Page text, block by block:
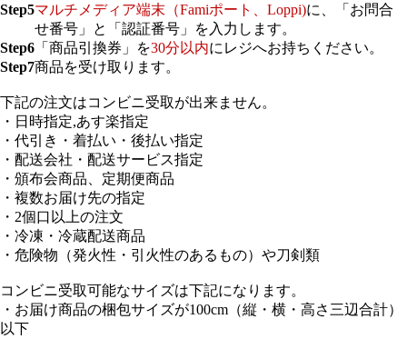
Step5マルチメディア端末（Famiポート、Loppi)に、「お問合
せ番号」と「認証番号」を入力します。
Step6 「商品引換券」を30分以内にレジへお持ちください。
Step7商品を受け取ります。
下記の注文はコンビニ受取が出来ません。
・日時指定,あす楽指定
・代引き・着払い・後払い指定
・配送会社・配送サービス指定
・頒布会商品、定期便商品
・複数お届け先の指定
・2個口以上の注文
・冷凍・冷蔵配送商品
・危険物（発火性・引火性のあるもの）や刀剣類
コンビニ受取可能なサイズは下記になります。
・お届け商品の梱包サイズが100cm（縦・横・高さ三辺合計）
以下